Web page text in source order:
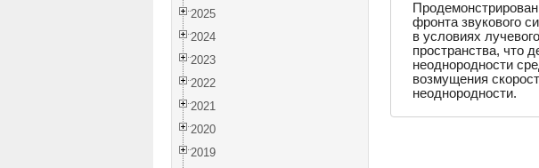
2025
2024
2023
2022
2021
2020
2019
фронта звукового
в условиях
пространства, что
неоднородности
возмущения
неоднородности.